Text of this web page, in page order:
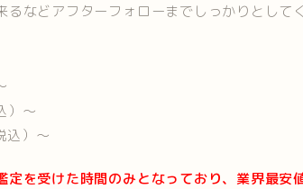
るなどアフターフォローまでしっかりとして
）〜
込）〜
を受けた時間のみとなっており、業界最安